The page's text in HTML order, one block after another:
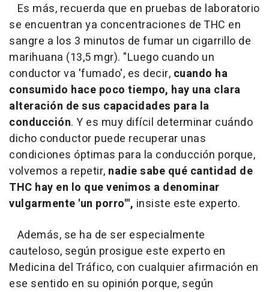
Es más, recuerda que en pruebas de laboratorio
se encuentran ya concentraciones de THC en
sangre a los 3 minutos de fumar un cigarrillo de
marihuana (13,5 mgr). "Luego cuando un
conductor va 'fumado', es decir, cuando ha
consumido hace poco tiempo, hay una clara
alteración de sus capacidades para la
conducción. Y es muy difícil determinar cuándo
dicho conductor puede recuperar unas
condiciones óptimas para la conducción porque,
volvemos a repetir, nadie sabe qué cantidad de
THC hay en lo que venimos a denominar
vulgarmente 'un porro'", insiste este experto.
Además, se ha de ser especialmente
cauteloso, según prosigue este experto en
Medicina del Tráfico, con cualquier afirmación en
ese sentido en su opinión porque, según